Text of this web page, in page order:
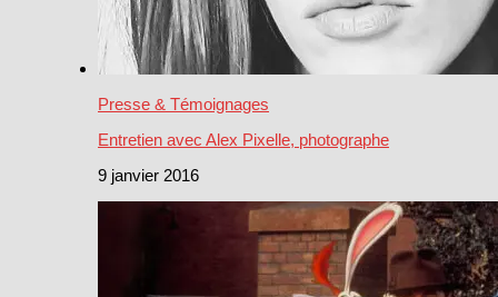
Presse & Témoignages
Entretien avec Alex Pixelle, photographe
9 janvier 2016